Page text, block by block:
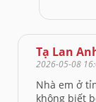
Tạ Lan
2026-05-08
Nhà em ở
không biết